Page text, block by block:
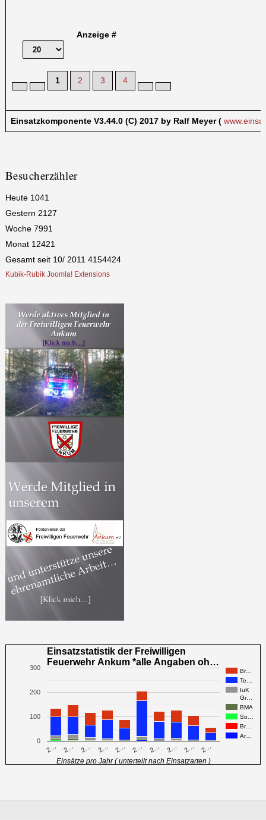
Anzeige #
1 2 3 4
Einsatzkomponente V3.44.0 (C) 2017 by Ralf Meyer (
Besucherzähler
Heute 1041
Gestern 2127
Woche 7991
Monat 12421
Gesamt seit 10/ 2011 4154424
Kubik-Rubik Joomla! Extensions
Einsatzstatistik der Freiwilligen
Feuerwehr Ankum *alle Angaben oh…
Br…
Te…
IuK
Gr…
BMA
So…
Br…
Ar…
2… 2… 2… 2… 2… 2… 2… 2… 2… 2…
0
100
200
300
Einsätze pro Jahr ( unterteilt nach Einsatzarten )